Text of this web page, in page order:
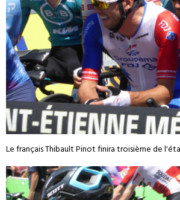
Le français Thibault Pinot finira troisième de